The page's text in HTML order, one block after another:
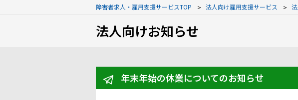
障害者求人・雇用支援サービスTOP 法人向け雇用支援サービス
法人向けお知らせ
年末年始の​休業に​ついての​お知らせ